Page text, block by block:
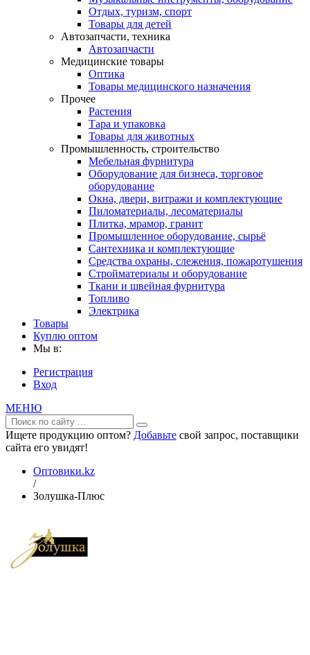
Отдых, туризм, спорт
Товары для детей
Автозапчасти, техника
Автозапчасти
Медицинские товары
Оптика
Товары медицинского назначения
Прочее
Растения
Тара и упаковка
Товары для животных
Промышленность, строительство
Мебельная фурнитура
Оборудование для бизнеса, торговое
оборудование
Окна, двери, витражи и комплектующие
Пиломатериалы, лесоматериалы
Плитка, мрамор, гранит
Промышленное оборудование, сырьё
Сантехника и комплектующие
Средства охраны, слежения, пожаротушения
Стройматериалы и оборудование
Ткани и швейная фурнитура
Топливо
Электрика
Товары
Куплю оптом
Мы в:
Регистрация
Вход
МЕНЮ
Ищете продукцию оптом? Добавьте свой запрос, поставщики
сайта его увидят!
Оптовики.kz
/
Золушка-Плюс